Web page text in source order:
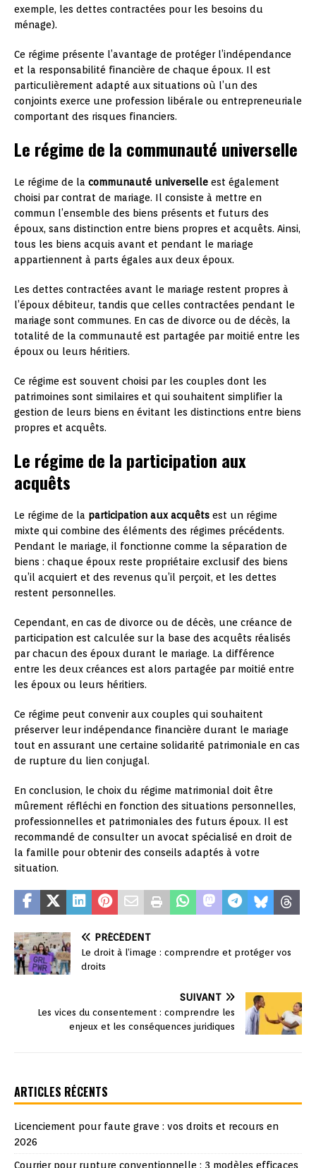
exemple, les dettes contractées pour les besoins du
ménage).
Ce régime présente l’avantage de protéger l’indépendance
et la responsabilité financière de chaque époux. Il est
particulièrement adapté aux situations où l’un des
conjoints exerce une profession libérale ou entrepreneuriale
comportant des risques financiers.
Le régime de la communauté universelle
Le régime de la communauté universelle est également
choisi par contrat de mariage. Il consiste à mettre en
commun l’ensemble des biens présents et futurs des
époux, sans distinction entre biens propres et acquêts. Ainsi,
tous les biens acquis avant et pendant le mariage
appartiennent à parts égales aux deux époux.
Les dettes contractées avant le mariage restent propres à
l’époux débiteur, tandis que celles contractées pendant le
mariage sont communes. En cas de divorce ou de décès, la
totalité de la communauté est partagée par moitié entre les
époux ou leurs héritiers.
Ce régime est souvent choisi par les couples dont les
patrimoines sont similaires et qui souhaitent simplifier la
gestion de leurs biens en évitant les distinctions entre biens
propres et acquêts.
Le régime de la participation aux
acquêts
Le régime de la participation aux acquêts est un régime
mixte qui combine des éléments des régimes précédents.
Pendant le mariage, il fonctionne comme la séparation de
biens : chaque époux reste propriétaire exclusif des biens
qu’il acquiert et des revenus qu’il perçoit, et les dettes
restent personnelles.
Cependant, en cas de divorce ou de décès, une créance de
participation est calculée sur la base des acquêts réalisés
par chacun des époux durant le mariage. La différence
entre les deux créances est alors partagée par moitié entre
les époux ou leurs héritiers.
Ce régime peut convenir aux couples qui souhaitent
préserver leur indépendance financière durant le mariage
tout en assurant une certaine solidarité patrimoniale en cas
de rupture du lien conjugal.
En conclusion, le choix du régime matrimonial doit être
mûrement réfléchi en fonction des situations personnelles,
professionnelles et patrimoniales des futurs époux. Il est
recommandé de consulter un avocat spécialisé en droit de
la famille pour obtenir des conseils adaptés à votre
situation.
PRÉCÉDENT
Le droit à l’image : comprendre et protéger vos
droits
SUIVANT
Les vices du consentement : comprendre les
enjeux et les conséquences juridiques
ARTICLES RÉCENTS
Licenciement pour faute grave : vos droits et recours en
2026
Courrier pour rupture conventionnelle : 3 modèles efficaces